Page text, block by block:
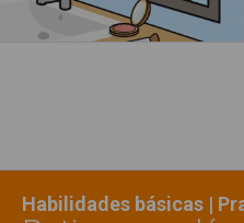
Habilidades básicas |